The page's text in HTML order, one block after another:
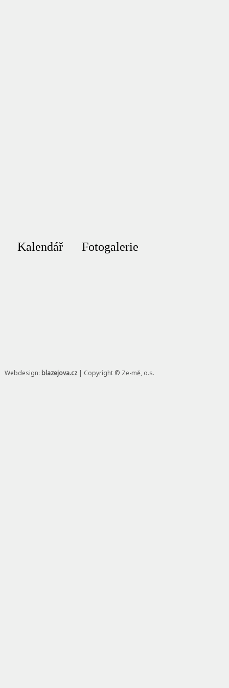
Kalendář Fotogalerie
Webdesign: blazejova.cz| Copyright © Ze-mě, o.s.